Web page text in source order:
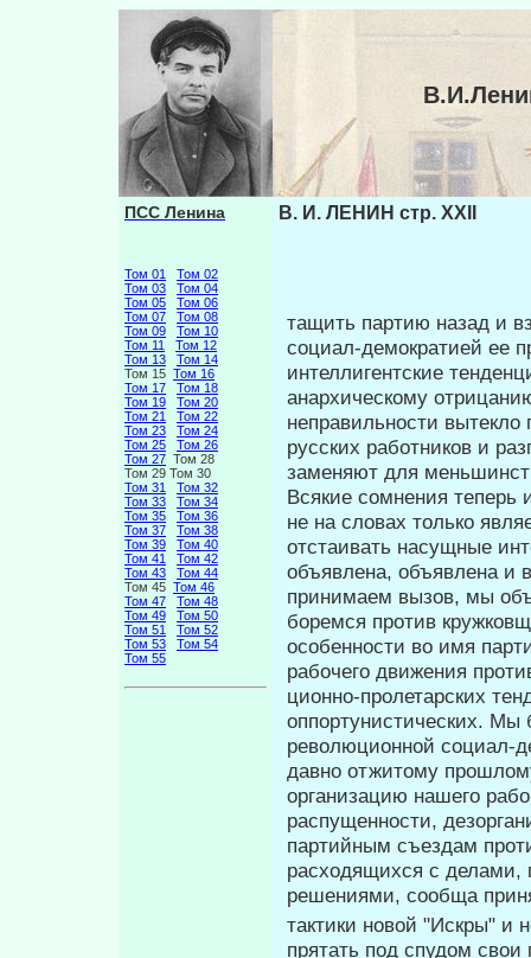
ПСС Ленина
Том 01
Том 02
Том 03
Том 04
Том 05
Том 06
Том 07
Том 08
Том 09
Том 10
Том 11
Том 12
Том 13
Том 14
Том 15 Том 16
Том 17
Том 18
Том 19
Том 20
Том 21
Том 22
Том 23
Том 24
Том 25
Том 26
Том 27 Том 28
Том 29 Том 30
Том 31
Том 32
Том 33
Том 34
Том 35
Том 36
Том 37
Том 38
Том 39
Том 40
Том 41
Том 42
Том 43
Том 44
Том 45 Том 46
Том 47
Том 48
Том 49
Том 50
Том 51
Том 52
Том 53
Том 54
Том 55
В. И. ЛЕНИН стр. XXII
тащить партию назад и
социал-демократией ее
интеллигентские
анархическому
неправильности вытекло
русских работников и
заменяют для
Всякие сомнения теперь
не на словах только
отстаивать насущные
объявлена, объявлена и
принимаем вызов, мы
боремся против
особенности во имя
рабочего движения
ционно-пролетарских
оппортунистических. Мы
революционной соци­ал-
давно отжитому
организацию нашего
распущенности,
партийным съездам
расходящихся с де­лами,
решениями, сообща
тактики новой "Искры" и
прятать под спудом свои